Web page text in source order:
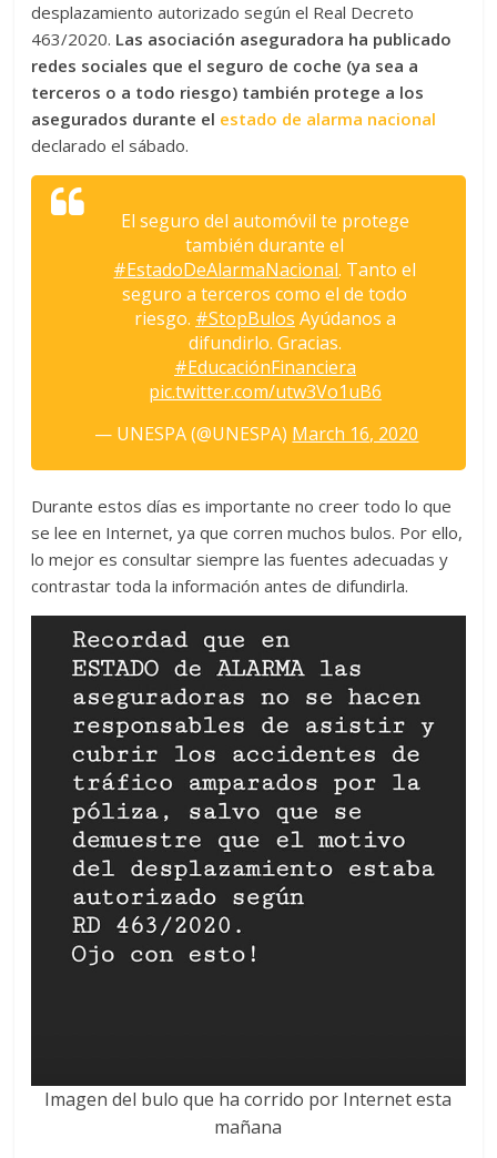
desplazamiento autorizado según el Real Decreto
463/2020. Las asociación aseguradora ha publicado
redes sociales que el seguro de coche (ya sea a
terceros o a todo riesgo) también protege a los
asegurados durante el estado de alarma nacional
declarado el sábado.
El seguro del automóvil te protege
también durante el
#EstadoDeAlarmaNacional. Tanto el
seguro a terceros como el de todo
riesgo. #StopBulos Ayúdanos a
difundirlo. Gracias.
#EducaciónFinanciera
pic.twitter.com/utw3Vo1uB6
— UNESPA (@UNESPA) March 16, 2020
Durante estos días es importante no creer todo lo que
se lee en Internet, ya que corren muchos bulos. Por ello,
lo mejor es consultar siempre las fuentes adecuadas y
contrastar toda la información antes de difundirla.
Imagen del bulo que ha corrido por Internet esta
mañana